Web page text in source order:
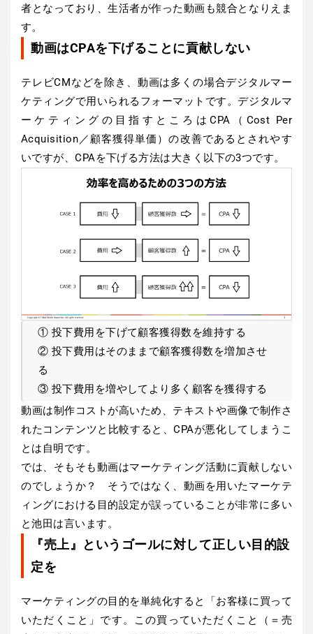
者となっており、生活者が作った動画も競合となりえま
す。
動画はCPAを下げることに貢献しない
テレビCMなどを除き、動画は多くの場合デジタルマー
ケティングで用いられるフォーマットです。デジタルマ
ーケティングの目指すところはCPA（Cost Per
Acquisition／顧客獲得単価）の改善であるとされやす
いですが、CPAを下げる方法は大きく以下の3つです。
① 投下費用を下げて顧客獲得数を維持する
② 投下費用はそのままで顧客獲得数を増加させ
る
③ 投下費用を増やしてより多く顧客を獲得する
動画は制作コストが高いため、テキストや画像で制作さ
れたコンテンツと比較すると、CPAが悪化してしまうこ
とは自明です。
では、そもそも動画はマーケティング活動に貢献しない
のでしょうか？ そうではなく、動画を用いたマーケテ
ィングにおける目的設定が誤っていることが非常に多い
と池田は言います。
『売上』というゴールに対して正しい目的設
定を
マーケティングの目的を単純化すると「お客様に買って
いただくこと」です。この買っていただくこと（＝売